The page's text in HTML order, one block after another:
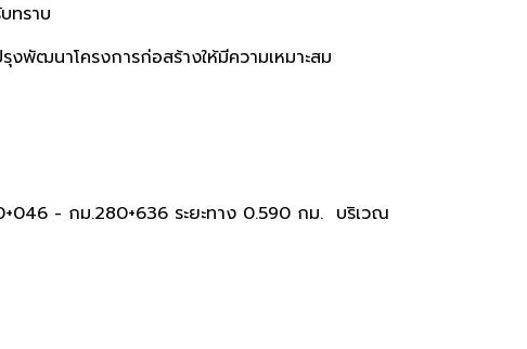
ทราบ
นาโครงการก่อสร้างให้มีความเหมาะสม
- กม.280+636 ระยะทาง 0.590 กม. บริเวณ